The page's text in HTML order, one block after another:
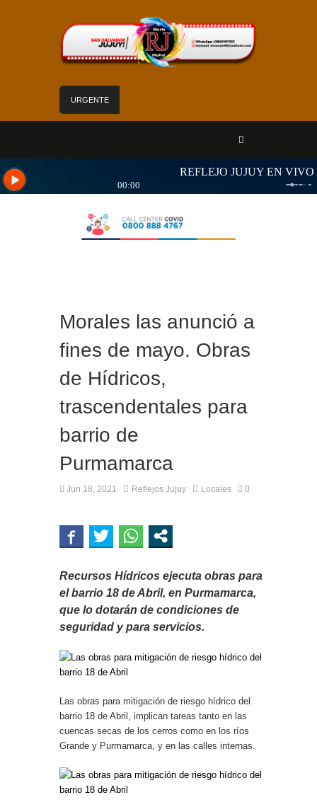
URGENTE
están en plena ejecución
con discapacidad
Morales las anunció a
fines de mayo. Obras
de Hídricos,
trascendentales para
barrio de
Purmamarca
Jun 18, 2021 Reflejos Jujuy Locales 0
Recursos Hídricos ejecuta obras para
el barrio 18 de Abril, en Purmamarca,
que lo dotarán de condiciones de
seguridad y para servicios.
Las obras para mitigación de riesgo hídrico del
barrio 18 de Abril, implican tareas tanto en las
cuencas secas de los cerros como en los ríos
Grande y Purmamarca, y en las calles internas.